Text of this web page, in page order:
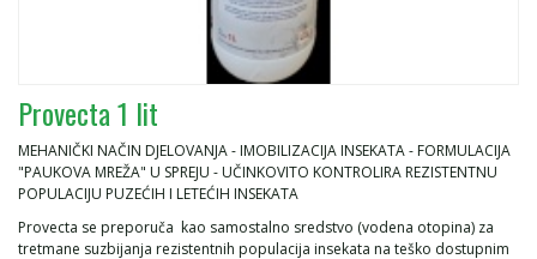
Provecta 1 lit
MEHANIČKI NAČIN DJELOVANJA - IMOBILIZACIJA INSEKATA - FORMULACIJA
"PAUKOVA MREŽA" U SPREJU - UČINKOVITO KONTROLIRA REZISTENTNU
POPULACIJU PUZEĆIH I LETEĆIH INSEKATA
Provecta se preporuča kao samostalno sredstvo (vodena otopina) za
tretmane suzbijanja rezistentnih populacija insekata na teško dostupnim